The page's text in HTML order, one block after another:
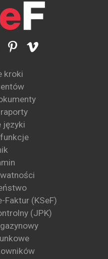
kroki
języki
Faktur (KSeF)
(JPK)